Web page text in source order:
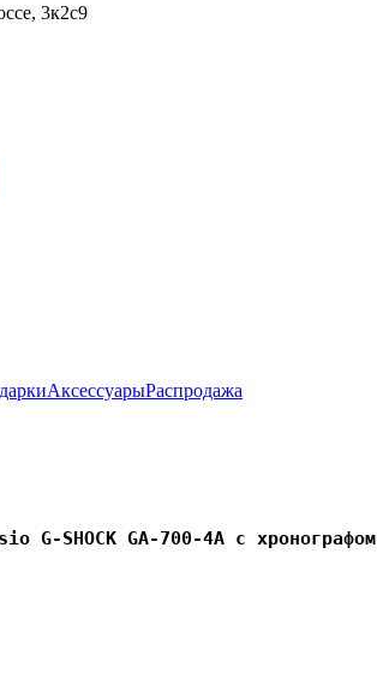
3к2с9
АксессуарыРаспродажа
G-SHOCK GA-700-4A с хронографом